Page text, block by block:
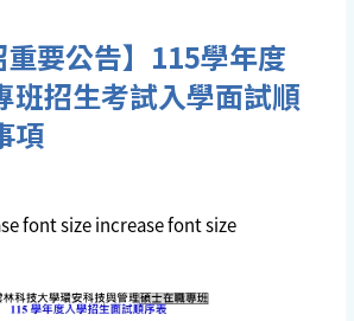
重要公告】115學年度
班招生考試入學面試順
項
font size increase font size